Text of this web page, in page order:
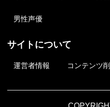
男性声優
サイトについて
運営者情報 コンテンツ